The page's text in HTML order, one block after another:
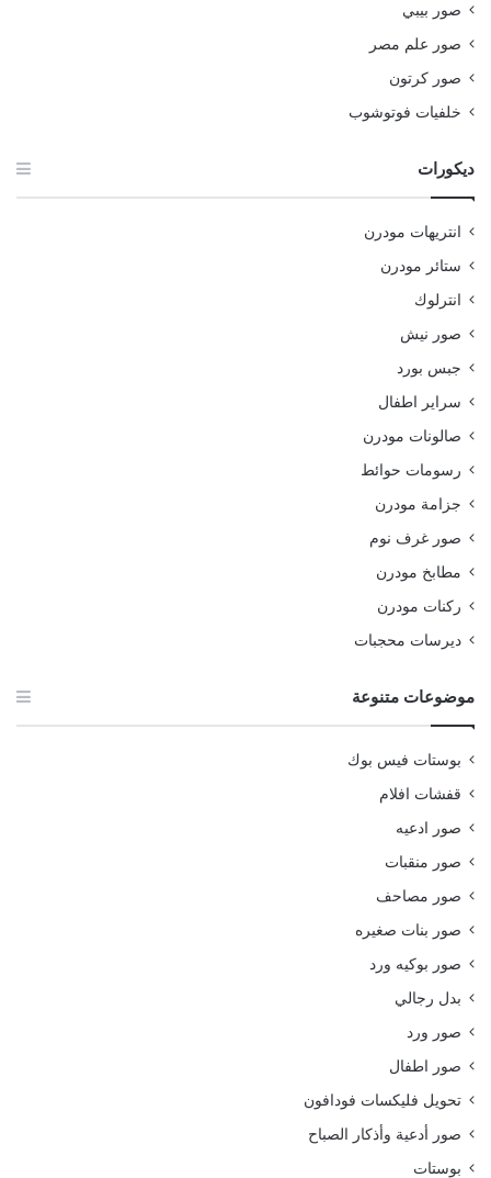
صور بيبي
صور علم مصر
صور كرتون
خلفيات فوتوشوب
ديكورات
انتريهات مودرن
ستائر مودرن
انترلوك
صور نيش
جبس بورد
سراير اطفال
صالونات مودرن
رسومات حوائط
جزامة مودرن
صور غرف نوم
مطابخ مودرن
ركنات مودرن
ديرسات محجبات
موضوعات متنوعة
بوستات فيس بوك
قفشات افلام
صور ادعيه
صور منقبات
صور مصاحف
صور بنات صغيره
صور بوكيه ورد
بدل رجالي
صور ورد
صور اطفال
تحويل فليكسات فودافون
صور أدعية وأذكار الصباح
بوستات